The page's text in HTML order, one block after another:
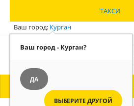
ТАКСИ
Ваш город: Курган
Ваш город - Курган?
ДА
ВЫБЕРИТЕ ДРУГОЙ
 МЕНЮ